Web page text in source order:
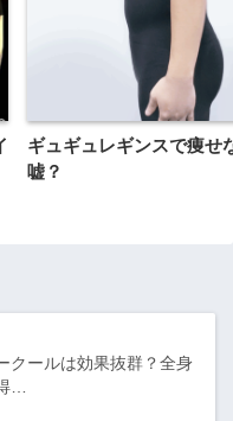
ギュギュレギンスで痩せ
嘘？
クールは効果抜群？全身
…